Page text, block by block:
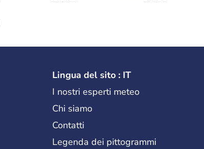
Lingua del sito : IT
I nostri esperti meteo
Chi siamo
Contatti
Legenda dei pittogrammi